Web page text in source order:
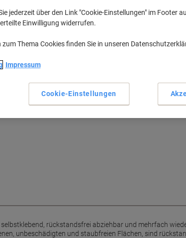
des
und
Druckergebnisse
Kostenlose
rückstandsfrei abziehbar und mehrfach
unbeschädigten und staubfreien Flächen, sind
jederzeit über den Link "Cookie-Einstellungen" im Footer
Einwilligung widerrufen.
Thema Cookies finden Sie in unseren
Impressum
Cookie-Einstellungen